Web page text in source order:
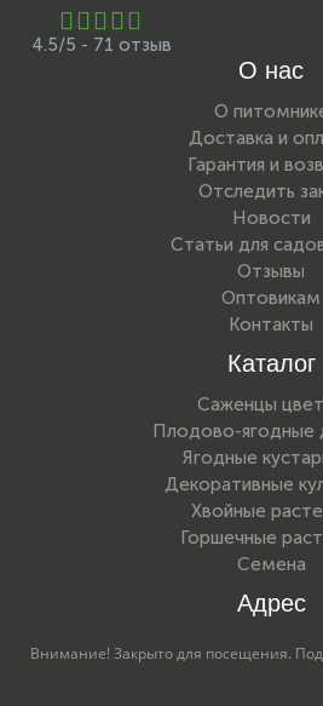
4.5/5 - 71 отзыв
О нас
О
Доставка и
Гарантия и
Отследить
Новости
Статьи для
Отзывы
Оптовикам
Контакты
Каталог
Саженцы
Плодово-ягодные
Ягодные
Декоративные
Хвойные
Горшечные
Семена
Адрес
Внимание! Закрыто для посещения.